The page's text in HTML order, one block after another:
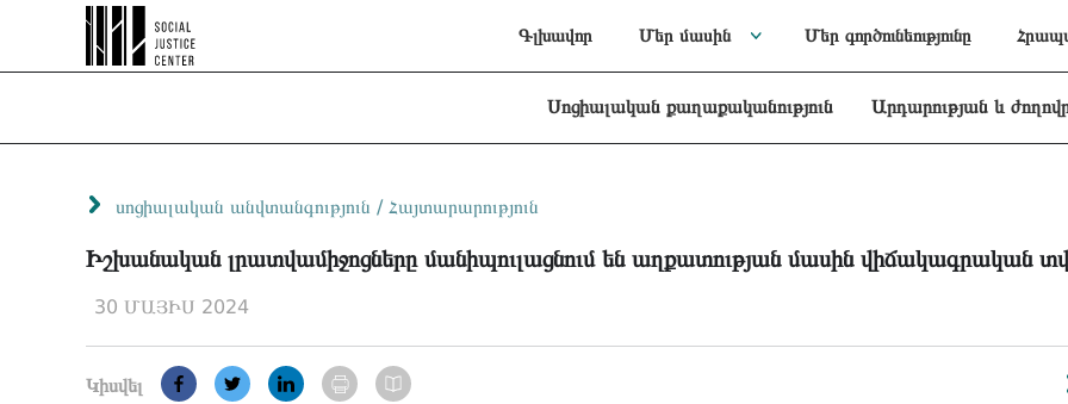
Գլխավոր Մեր մասին Մեր գործունեությունը
Սոցիալական քաղաքականություն Արդարության և
սոցիալական անվտանգություն / Հայտարարություն
Իշխանական լրատվամիջոցները մանիպուլացնում են աղքատության մասին վիճակագրական
30 ՄԱՅԻՍ 2024
Կիսվել